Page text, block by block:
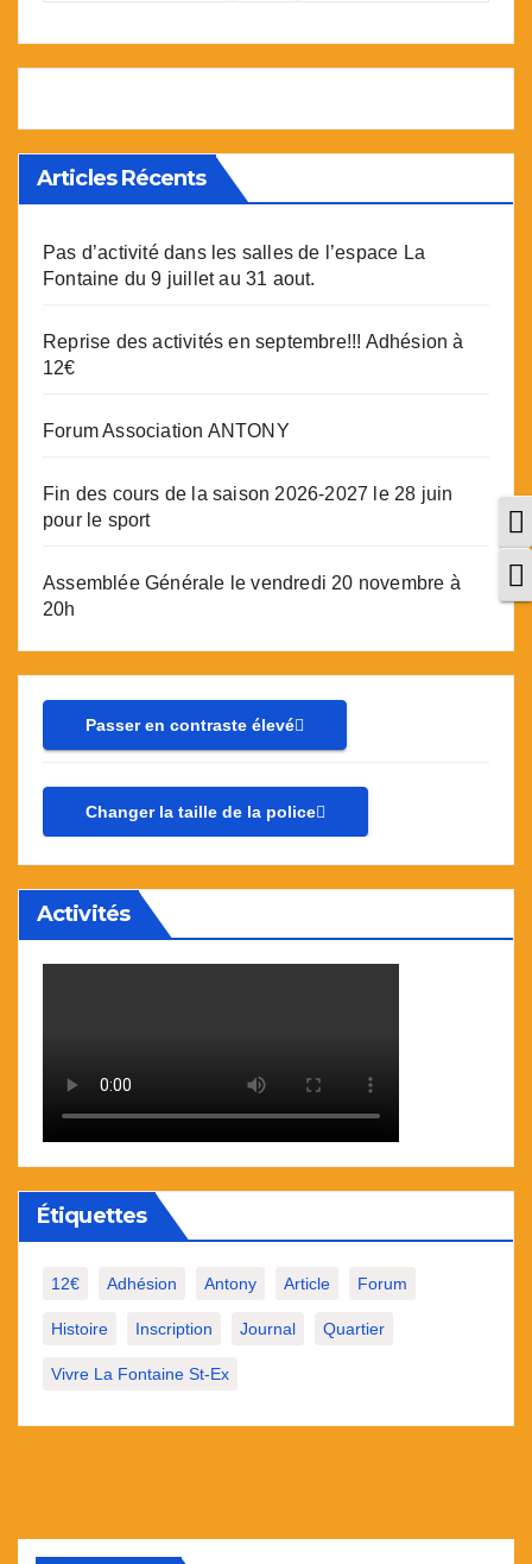
Articles Récents
Pas d’activité dans les salles de l’espace La
Fontaine du 9 juillet au 31 aout.
Reprise des activités en septembre!!! Adhésion à
12€
Forum Association ANTONY
Fin des cours de la saison 2026-2027 le 28 juin
pour le sport
Assemblée Générale le vendredi 20 novembre à
20h
Passer en contraste élevé
Changer la taille de la police
Activités
Étiquettes
12€ Adhésion Antony Article Forum
Histoire Inscription Journal Quartier
Vivre La Fontaine St-Ex